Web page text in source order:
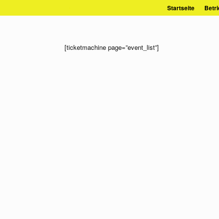
Inhalt
Startseite
[ticketmachine page=”event_list”]